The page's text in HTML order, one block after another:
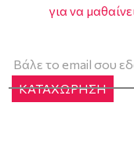
για να
ΚΑΤΑΧΩΡΗΣΗ